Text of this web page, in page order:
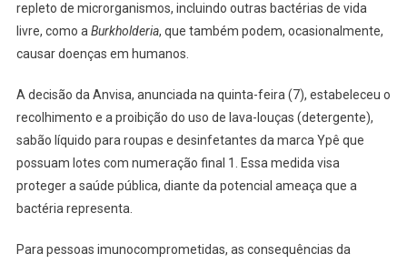
repleto de microrganismos, incluindo outras bactérias de vida
livre, como aBurkholderia, que também podem, ocasionalmente,
causar doenças em humanos.
A decisão da Anvisa, anunciada na quinta-feira (7), estabeleceu o
recolhimento e a proibição do uso de lava-louças (detergente),
sabão líquido para roupas e desinfetantes da marca Ypê que
possuam lotes com numeração final 1. Essa medida visa
proteger a saúde pública, diante da potencial ameaça que a
bactéria representa.
Para pessoas imunocomprometidas, as consequências da